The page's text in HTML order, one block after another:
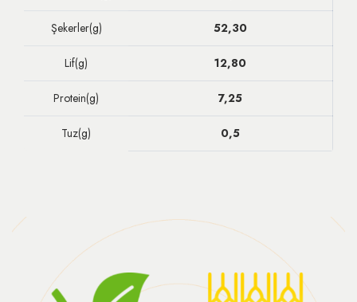
Şekerler(g) 52,30
Lif(g) 12,80
Protein(g) 7,25
Tuz(g) 0,5